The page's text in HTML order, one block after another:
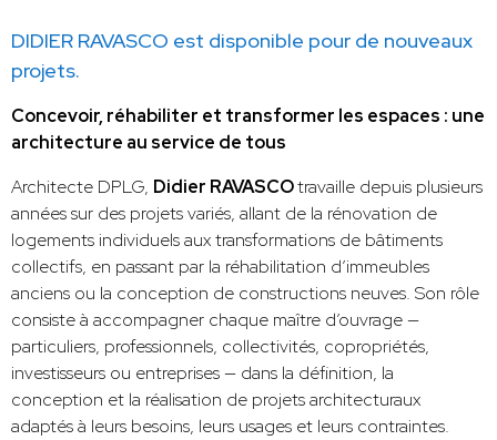
DIDIER RAVASCO est disponible pour de nouveaux
projets.
Concevoir, réhabiliter et transformer les espaces : une
architecture au service de tous
Architecte DPLG, Didier RAVASCOtravaille depuis plusieurs
années sur des projets variés, allant de la rénovation de
logements individuels aux transformations de bâtiments
collectifs, en passant par la réhabilitation d’immeubles
anciens ou la conception de constructions neuves. Son rôle
consiste à accompagner chaque maître d’ouvrage —
particuliers, professionnels, collectivités, copropriétés,
investisseurs ou entreprises — dans la définition, la
conception et la réalisation de projets architecturaux
adaptés à leurs besoins, leurs usages et leurs contraintes.